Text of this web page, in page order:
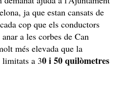
ja que estan cansats de
cop que els conductors
a les corbes de Can
més elevada que la
limitats a 30 i 50 quilòmetres